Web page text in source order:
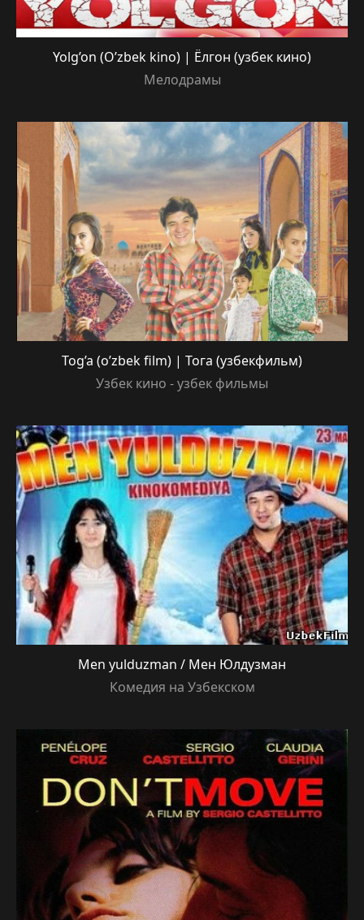
Yolg’on (O’zbek kino) | Ёлгон (узбек кино)
Мелодрамы
Tog’a (o’zbek film) | Тога (узбекфильм)
Узбек кино - узбек фильмы
Men yulduzman / Мен Юлдузман
Комедия на Узбекском